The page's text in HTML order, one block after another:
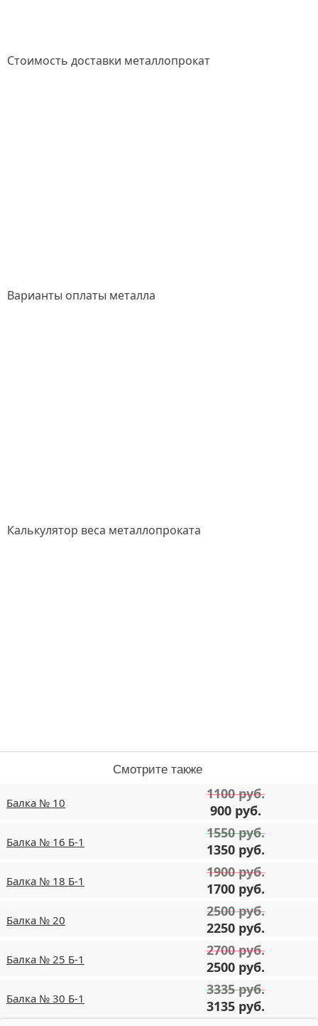
Стоимость доставки металлопрокат
Варианты оплаты металла
Калькулятор веса металлопроката
Смотрите также
Балка № 10
1100 руб.
900 руб.
Балка № 16 Б-1
1550 руб.
1350 руб.
Балка № 18 Б-1
1900 руб.
1700 руб.
Балка № 20
2500 руб.
2250 руб.
Балка № 25 Б-1
2700 руб.
2500 руб.
Балка № 30 Б-1
3335 руб.
3135 руб.